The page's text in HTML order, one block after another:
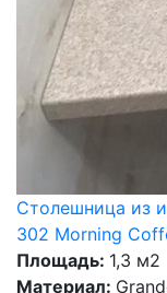
Столешница из
302 Morning
Площадь: 1,3 м2
Материал: